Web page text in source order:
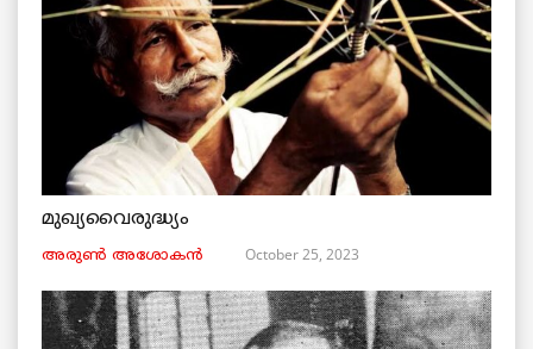
മുഖ്യവൈരുദ്ധ്യം
അരുണ്‍ അശോകൻ October 25, 2023